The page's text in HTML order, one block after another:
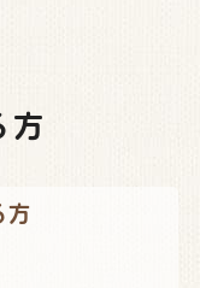
方
方